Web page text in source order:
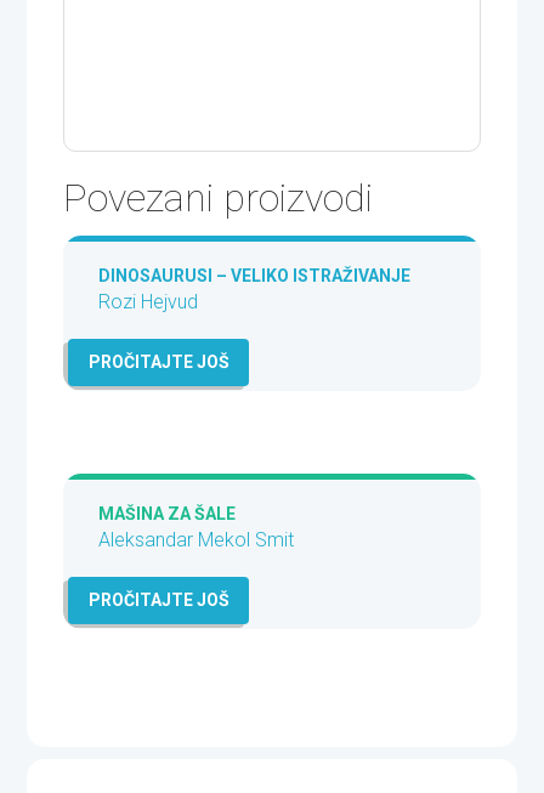
Povezani proizvodi
DINOSAURUSI – VELIKO ISTRAŽIVANJE
Rozi Hejvud
PROČITAJTE JOŠ
MAŠINA ZA ŠALE
Aleksandar Mekol Smit
PROČITAJTE JOŠ